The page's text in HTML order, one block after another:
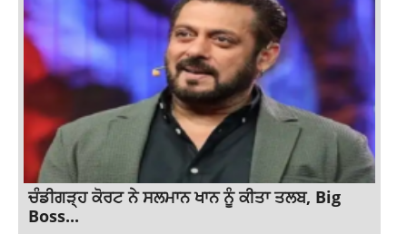
ਚੰਡੀਗੜ੍ਹ ਕੋਰਟ ਨੇ ਸਲਮਾਨ ਖਾਨ ਨੂੰ ਕੀਤਾ ਤਲਬ, Big
Boss...